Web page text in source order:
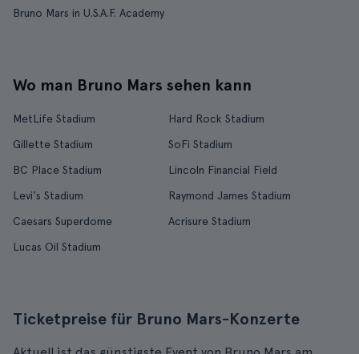
Bruno Mars in U.S.A.F. Academy
Wo man Bruno Mars sehen kann
MetLife Stadium
Hard Rock Stadium
Gillette Stadium
SoFi Stadium
BC Place Stadium
Lincoln Financial Field
Levi's Stadium
Raymond James Stadium
Caesars Superdome
Acrisure Stadium
Lucas Oil Stadium
Ticketpreise für Bruno Mars-Konzerte